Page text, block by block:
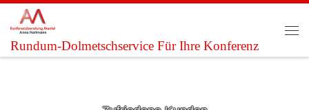
Zum Inhalt springen
Rundum-Dolmetschservice Für Ihre Konferenz